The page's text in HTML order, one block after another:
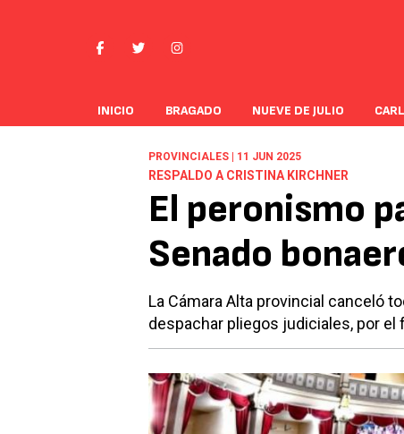
INICIO BRAGADO NUEVE DE JULIO
PROVINCIALES | 11 JUN 2025
RESPALDO A CRISTINA KIRCHNER
El peronismo
Senado
La Cámara Alta provincial canceló
despachar pliegos judiciales, por el